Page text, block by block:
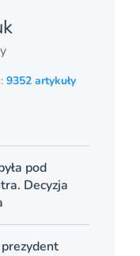
9352 artykuły
pod
Decyzja